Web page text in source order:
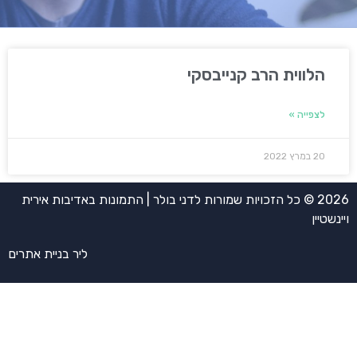
הלווית הרב קנייבסקי
לצפייה »
20 במרץ 2022
2026 © כל הזכויות שמורות לדני בולר | התמונות באדיבות אירית
ויינשטיין
ליר בניית אתרים